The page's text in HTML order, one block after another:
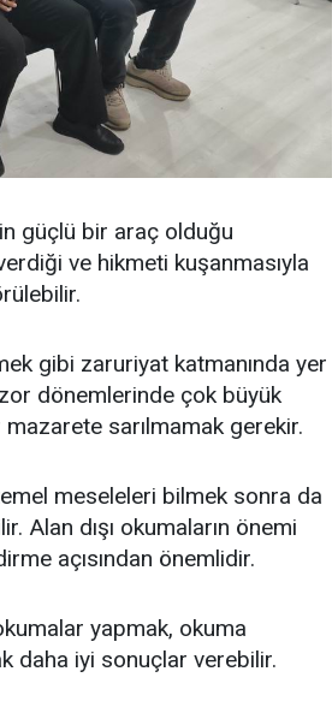
güçlü bir araç olduğu
ve hikmeti kuşanmasıyla
gibi zaruriyat katmanında yer
zor dönemlerinde çok büyük
sarılmamak gerekir.
meseleleri bilmek sonra da
Alan dışı okumaların önemi
açısından önemlidir.
yapmak, okuma
daha iyi sonuçlar verebilir.